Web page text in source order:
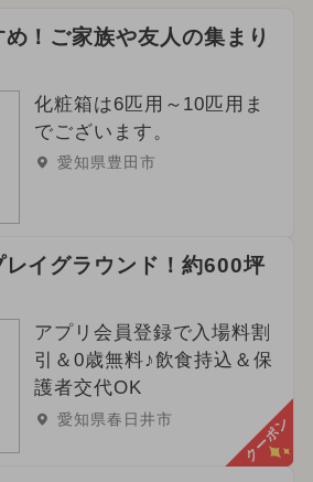
！ご家族や友人の集まり
化粧箱は6匹用～10匹用ま
でございます。
愛知県豊田市
レイグラウンド！約600坪
アプリ会員登録で入場料割
引＆0歳無料♪飲食持込＆保
護者交代OK
愛知県春日井市 クーポン